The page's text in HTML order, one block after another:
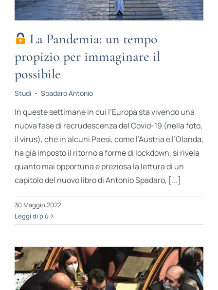
La Pandemia: un tempo
propizio per immaginare il
possibile
Studi - Spadaro Antonio
In queste settimane in cui l’Europa sta vivendo una
nuova fase di recrudescenza del Covid-19 (nella foto,
il virus), che in alcuni Paesi, come l’Austria e l’Olanda,
ha già imposto il ritorno a forme di lockdown, si rivela
quanto mai opportuna e preziosa la lettura di un
capitolo del nuovo libro di Antonio Spadaro, [...]
30 Maggio 2022
Leggi di più